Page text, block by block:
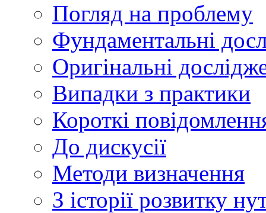
Погляд на проблему
Фундаментальні
Оригінальні
Випадки з практики
Короткі
До дискусії
Методи визначення
З історії розвитку